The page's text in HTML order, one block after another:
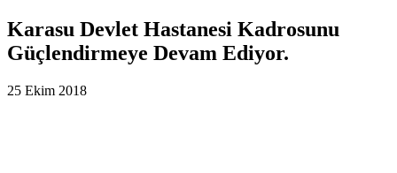
Karasu Devlet Hastanesi Kadrosunu
Güçlendirmeye Devam Ediyor.
25 Ekim 2018